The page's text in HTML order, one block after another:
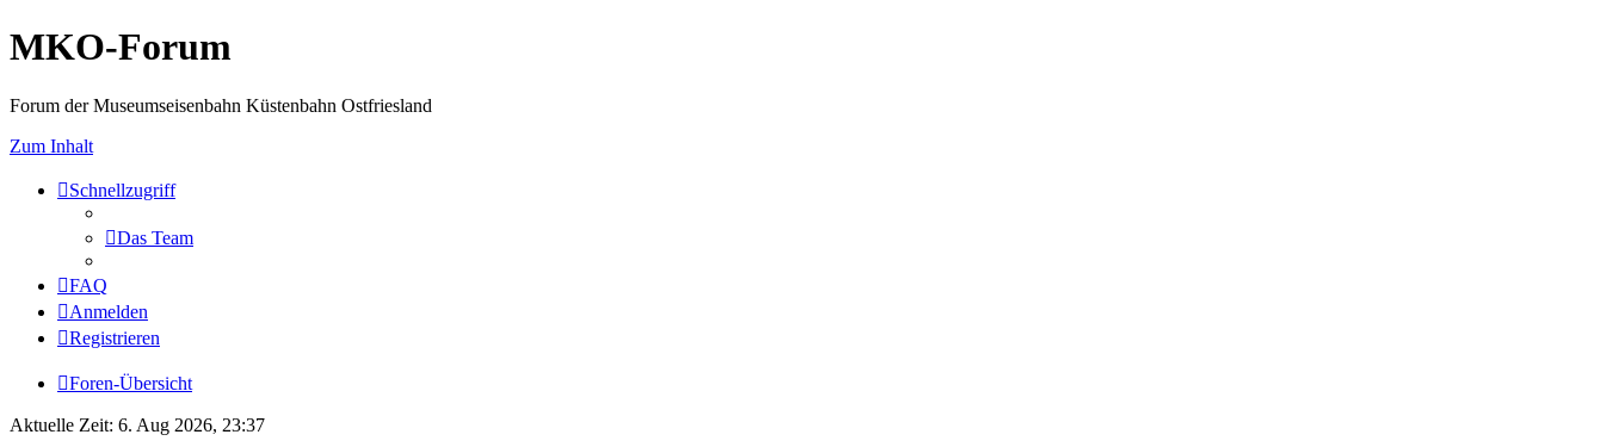
MKO-Forum
Forum der Museumseisenbahn Küstenbahn Ostfriesland
Zum Inhalt
Schnellzugriff
Das Team
FAQ
Anmelden
Registrieren
Foren-Übersicht
Aktuelle Zeit: 6. Aug 2026, 23:37